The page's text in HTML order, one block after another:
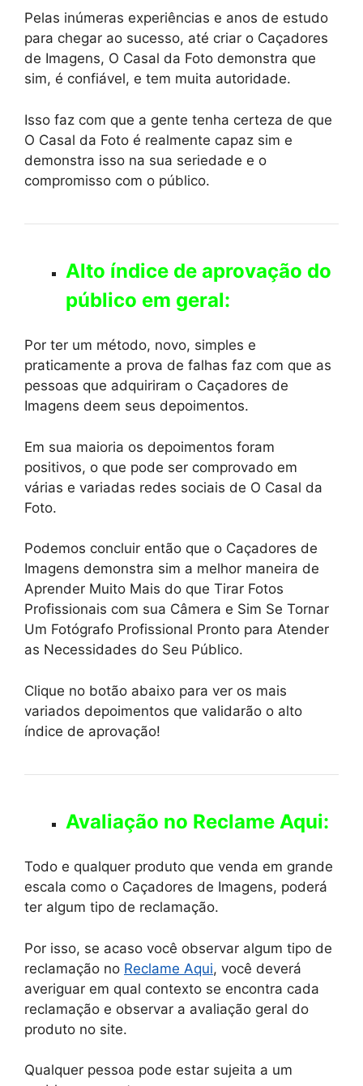
Pelas inúmeras experiências e anos de estudo
para chegar ao sucesso, até criar o Caçadores
de Imagens, O Casal da Foto demonstra que
sim, é confiável, e tem muita autoridade.
Isso faz com que a gente tenha certeza de que
O Casal da Foto é realmente capaz sim e
demonstra isso na sua seriedade e o
compromisso com o público.
Alto índice de aprovação do
público em geral:
Por ter um método, novo, simples e
praticamente a prova de falhas faz com que as
pessoas que adquiriram o Caçadores de
Imagens deem seus depoimentos.
Em sua maioria os depoimentos foram
positivos, o que pode ser comprovado em
várias e variadas redes sociais de O Casal da
Foto.
Podemos concluir então que o Caçadores de
Imagens demonstra sim a melhor maneira de
Aprender Muito Mais do que Tirar Fotos
Profissionais com sua Câmera e Sim Se Tornar
Um Fotógrafo Profissional Pronto para Atender
as Necessidades do Seu Público.
Clique no botão abaixo para ver os mais
variados depoimentos que validarão o alto
índice de aprovação!
Avaliação no Reclame Aqui:
Todo e qualquer produto que venda em grande
escala como o Caçadores de Imagens, poderá
ter algum tipo de reclamação.
Por isso, se acaso você observar algum tipo de
reclamação no Reclame Aqui, você deverá
averiguar em qual contexto se encontra cada
reclamação e observar a avaliação geral do
produto no site.
Qualquer pessoa pode estar sujeita a um